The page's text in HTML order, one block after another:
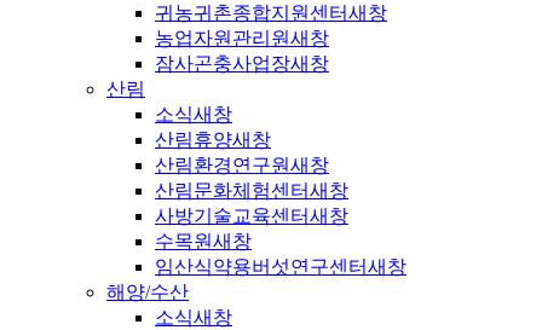
귀농귀촌종합지원센터새창
농업자원관리원새창
잠사곤충사업장새창
산림
소식새창
산림휴양새창
산림환경연구원새창
산림문화체험센터새창
사방기술교육센터새창
수목원새창
임산식약용버섯연구센터새창
해양/수산
소식새창